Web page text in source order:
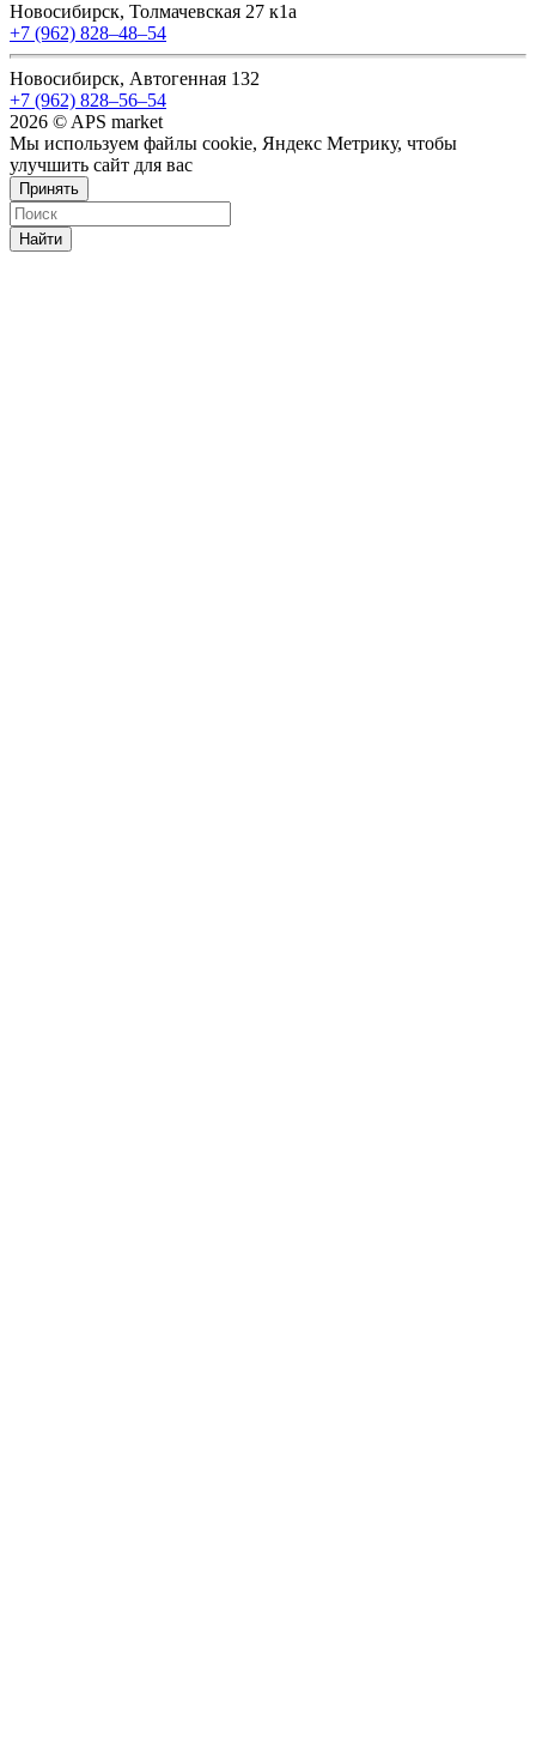
Новосибирск, Толмачевская 27 к1а
+7 (962) 828‒48‒54
Новосибирск, Автогенная 132
+7 (962) 828‒56‒54
2026 © APS market
Мы используем файлы cookie, Яндекс Метрику, чтобы
улучшить сайт для вас
Принять
Найти